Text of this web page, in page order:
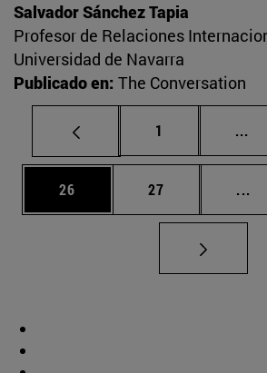
Salvador Sánchez Tapia
Profesor de Relaciones
Universidad de Navarra
Publicado en: The Conversation
Página
1 ...
Página
26 Página
27 ...